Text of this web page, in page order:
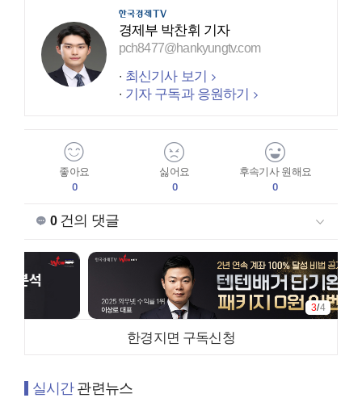
경제부 박찬휘 기자
pch8477@hankyungtv.com
최신기사 보기
기자 구독과 응원하기
좋아요
0
싫어요
0
후속기사 원해요
0
0건의 댓글
3/4
한경지면 구독신청
실시간관련뉴스